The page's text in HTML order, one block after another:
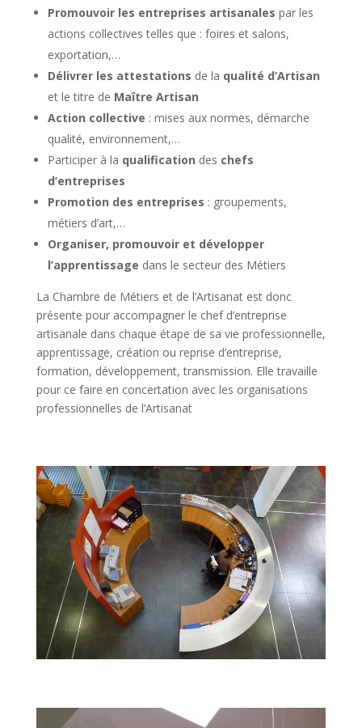
Promouvoir les entreprises artisanales par les
actions collectives telles que : foires et salons,
exportation,…
Délivrer les attestations de la qualité d’Artisan
et le titre de Maître Artisan
Action collective : mises aux normes, démarche
qualité, environnement,…
Participer à la qualification des chefs
d’entreprises
Promotion des entreprises : groupements,
métiers d’art,…
Organiser, promouvoir et développer
l’apprentissage dans le secteur des Métiers
La Chambre de Métiers et de l’Artisanat est donc
présente pour accompagner le chef d’entreprise
artisanale dans chaque étape de sa vie professionnelle,
apprentissage, création ou reprise d’entreprise,
formation, développement, transmission. Elle travaille
pour ce faire en concertation avec les organisations
professionnelles de l’Artisanat